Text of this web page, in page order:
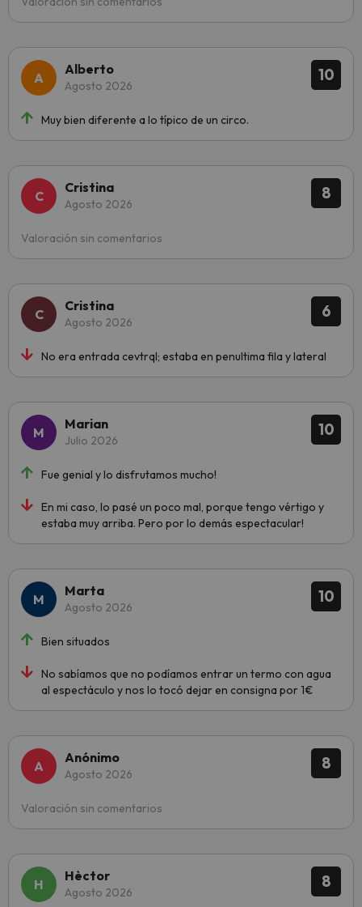
10
Alberto
Agosto 2026
Muy bien diferente a lo típico de un circo.
8
Cristina
Agosto 2026
Valoración sin comentarios
6
Cristina
Agosto 2026
No era entrada cevtrql; estaba en penultima fila y lateral
10
Marian
Julio 2026
Fue genial y lo disfrutamos mucho!
En mi caso, lo pasé un poco mal, porque tengo vértigo y
estaba muy arriba. Pero por lo demás espectacular!
10
Marta
Agosto 2026
Bien situados
No sabíamos que no podíamos entrar un termo con agua
al espectáculo y nos lo tocó dejar en consigna por 1€
8
Anónimo
Agosto 2026
Valoración sin comentarios
8
Hèctor
Agosto 2026